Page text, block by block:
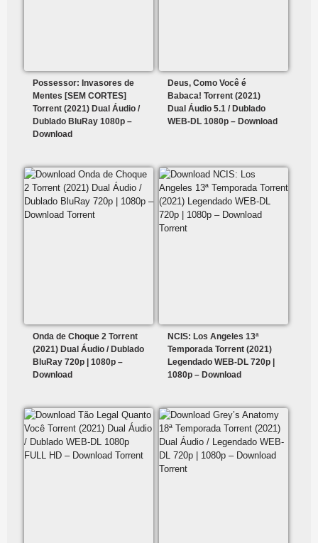
Possessor: Invasores de
Mentes [SEM CORTES]
Torrent (2021) Dual Áudio /
Dublado BluRay 1080p –
Download
Deus, Como Você é
Babaca! Torrent (2021)
Dual Áudio 5.1 / Dublado
WEB-DL 1080p – Download
Onda de Choque 2 Torrent
(2021) Dual Áudio / Dublado
BluRay 720p | 1080p –
Download
NCIS: Los Angeles 13ª
Temporada Torrent (2021)
Legendado WEB-DL 720p |
1080p – Download